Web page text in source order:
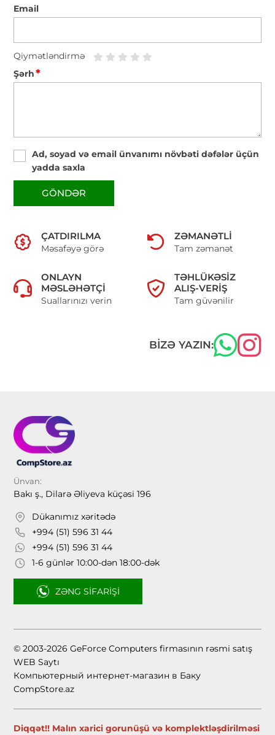
Email
Qiymətləndirmə
Şərh*
Ad, soyad və email ünvanımı növbəti dəfələr üçün
yadda saxla
GÖNDƏR
ÇATDIRILMA
Məsafəyə görə
ZƏMANƏTLI
Tam zəmanət
ONLAYN
MƏSLƏHƏTÇI
Suallarınızı verin
TƏHLÜKƏSIZ
ALIŞ-VERIŞ
Tam güvənilir
BIZƏ YAZIN:
Ünvan:
Bakı ş., Dilarə Əliyeva küçəsi 196
Dükanımız xəritədə
+994 (51) 596 31 44
+994 (51) 596 31 44
1-6 günlər 10:00-dən 18:00-dək
ZƏNG SIFARIŞI
© 2003-2026 GeForce Computers firmasının rəsmi satış
WEB Saytı
Компьютерный интернет-магазин в Баку
CompStore.az
Diqqət!! Malın xarici gorunüşü və komplektləşdirilməsi